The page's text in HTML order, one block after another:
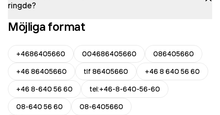
ringde?
Möjliga format
+4686405660 004686405660
086405660
+46 86405660
tlf 86405660
+46 8 640 56 60
+46 8-640 56 60
tel:+46-8-640-56-60
08-640 56 60
08-6405660